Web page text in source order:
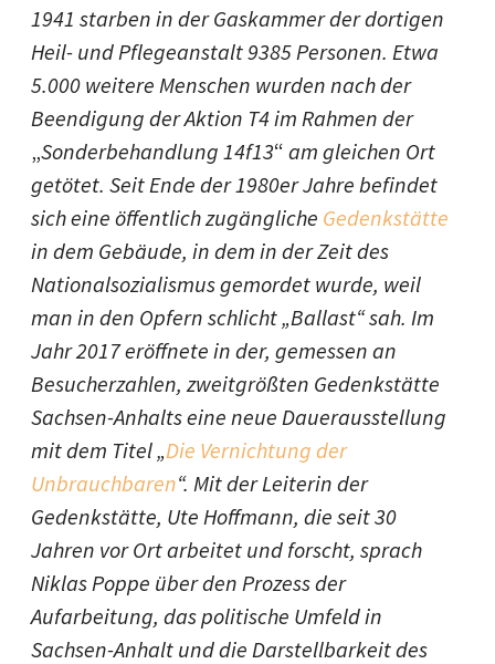
1941 starben in der Gaskammer der dortigen
Heil- und Pflegeanstalt 9385 Personen. Etwa
5.000 weitere Menschen wurden nach der
Beendigung der Aktion T4 im Rahmen der
„Sonderbehandlung 14f13“ am gleichen Ort
getötet. Seit Ende der 1980er Jahre befindet
sich eine öffentlich zugängliche Gedenkstätte
in dem Gebäude, in dem in der Zeit des
Nationalsozialismus gemordet wurde, weil
man in den Opfern schlicht „Ballast“ sah. Im
Jahr 2017 eröffnete in der, gemessen an
Besucherzahlen, zweitgrößten Gedenkstätte
Sachsen-Anhalts eine neue Dauerausstellung
mit dem Titel „Die Vernichtung der
Unbrauchbaren“. Mit der Leiterin der
Gedenkstätte, Ute Hoffmann, die seit 30
Jahren vor Ort arbeitet und forscht, sprach
Niklas Poppe über den Prozess der
Aufarbeitung, das politische Umfeld in
Sachsen-Anhalt und die Darstellbarkeit des